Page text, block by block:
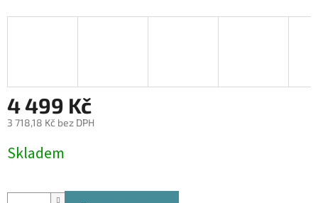
4 499 Kč
3 718,18 Kč bez DPH
cena:
Skladem